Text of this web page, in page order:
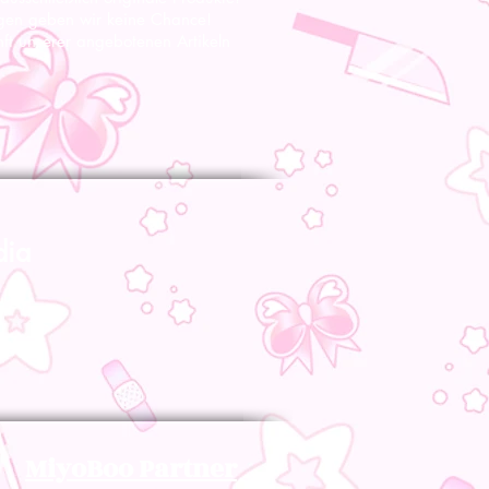
geben wir keine Chance!
unserer angebotenen Artikeln
MiyoBoo Partner